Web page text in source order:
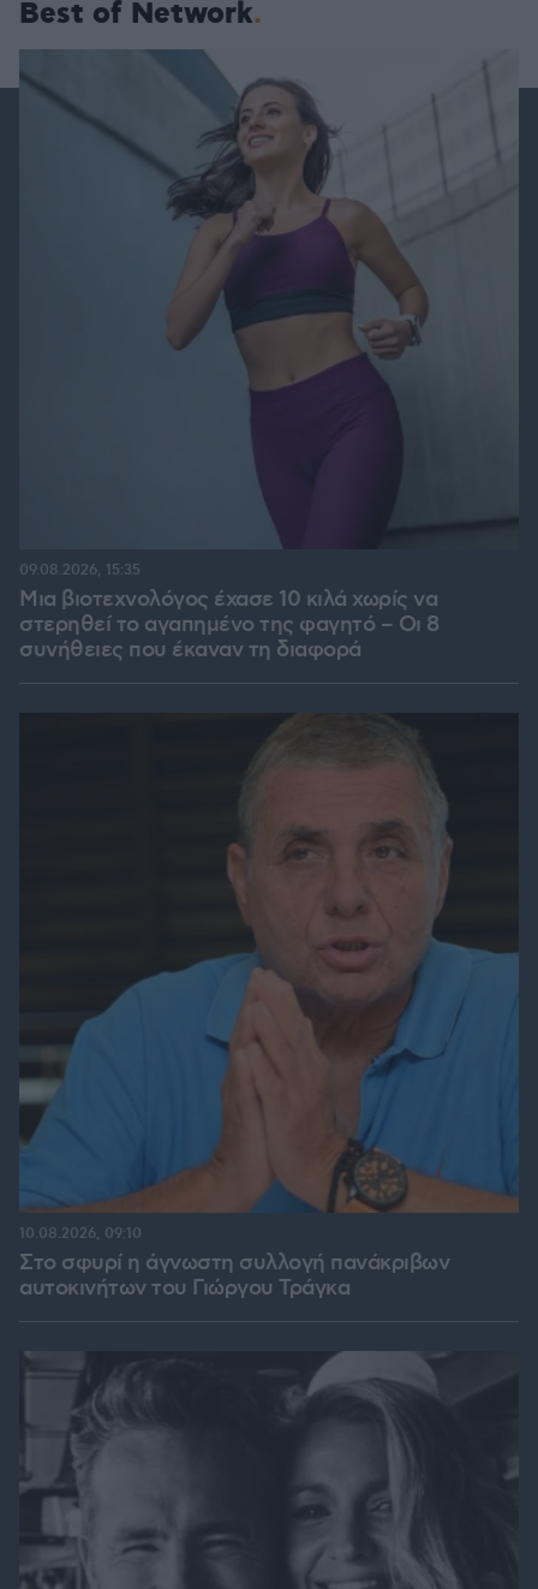
Best of Network
Μια βιοτεχνολόγος έχασε 10 κιλά χωρίς να
στερηθεί το αγαπημένο της φαγητό – Οι 8
συνήθειες που έκαναν τη διαφορά
09.08.2026, 15:35
Στο σφυρί η άγνωστη συλλογή πανάκριβων
αυτοκινήτων του Γιώργου Τράγκα
10.08.2026, 09:10